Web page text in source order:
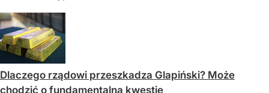
Dlaczego rządowi przeszkadza Glapiński? Może
chodzić o fundamentalną kwestię